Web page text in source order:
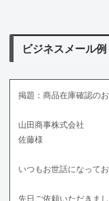
ビジネスメール例
掲題：商品在庫確認の
山田商事株式会社
佐藤様
いつもお世話になってお
先日ご依頼いただきま